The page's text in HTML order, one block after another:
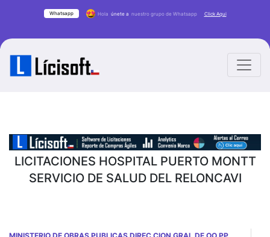
Whatsapp Hola únete a nuestro grupo de Whatsapp Click Aqui
LICITACIONES HOSPITAL PUERTO MONTT
SERVICIO DE SALUD DEL RELONCAVI